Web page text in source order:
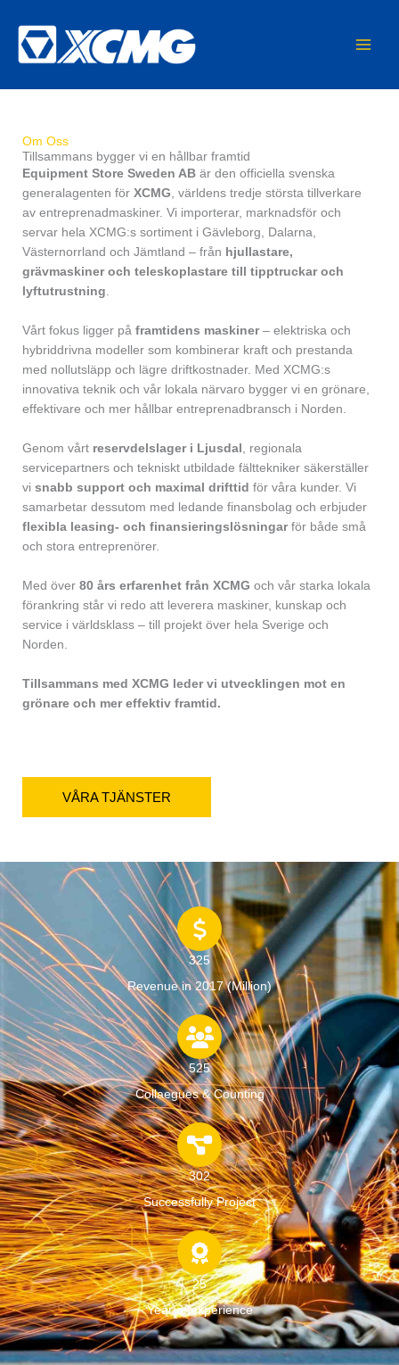
innehåll
Om Oss
Tillsammans bygger vi en hållbar framtid
Equipment Store Sweden AB är den officiella svenska
generalagenten för XCMG, världens tredje största tillverkare
av entreprenadmaskiner. Vi importerar, marknadsför och
servar hela XCMG:s sortiment i Gävleborg, Dalarna,
Västernorrland och Jämtland – från hjullastare,
grävmaskiner och teleskoplastare till tipptruckar och
lyftutrustning.
Vårt fokus ligger på framtidens maskiner– elektriska och
hybriddrivna modeller som kombinerar kraft och prestanda
med nollutsläpp och lägre driftkostnader. Med XCMG:s
innovativa teknik och vår lokala närvaro bygger vi en grönare,
effektivare och mer hållbar entreprenadbransch i Norden.
Genom vårt reservdelslager i Ljusdal
, regionala
servicepartners och tekniskt utbildade fälttekniker säkerställer
vi snabb support och maximal drifttid för våra kunder. Vi
samarbetar dessutom med ledande finansbolag och erbjuder
flexibla leasing- och finansieringslösningarför både små
och stora entreprenörer.
Med över 80 års erfarenhet från XCMG och vår starka lokala
förankring står vi redo att leverera maskiner, kunskap och
service i världsklass – till projekt över hela Sverige och
Norden.
Tillsammans med XCMG leder vi utvecklingen mot en
grönare och mer effektiv framtid.
VÅRA TJÄNSTER
325
Revenue in 2017 (Million)
525
Collaegues & Counting
302
Successfully Project
25
Year of experience